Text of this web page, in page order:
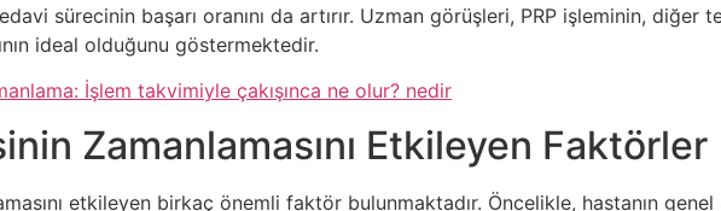
sürecinin başarı oranını da artırır. Uzman görüşleri, PRP işleminin,
ideal olduğunu göstermektedir.
İşlem takvimiyle çakışınca ne olur? nedir
Zamanlamasını Etkileyen Faktörler
etkileyen birkaç önemli faktör bulunmaktadır. Öncelikle, hastanın